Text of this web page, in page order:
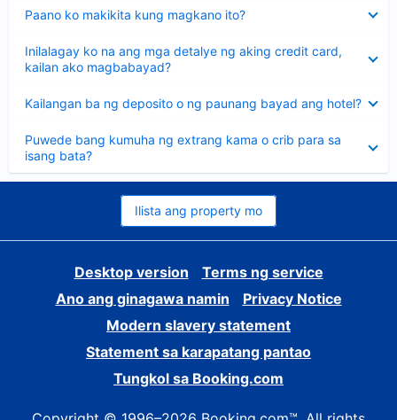
Paano ko makikita kung magkano ito?
ang
Inilalagay ko na ang mga detalye ng aking credit card,
kailan ako magbabayad?
ang
sagot
Kailangan ba ng deposito o ng paunang bayad ang hotel?
ang
Puwede bang kumuha ng extrang kama o crib para sa
isang bata?
ang
sagot
Ilista ang property mo
Desktop version
Terms ng service
Ano ang ginagawa namin
Privacy Notice
Modern slavery statement
Statement sa karapatang pantao
Tungkol sa Booking.com